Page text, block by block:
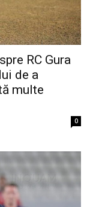
RC Gura
de a
multe
0